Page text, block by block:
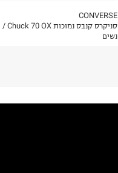
CONVERSE
סניקרס קנבס נמוכות Chuck 70 OX /
נשים